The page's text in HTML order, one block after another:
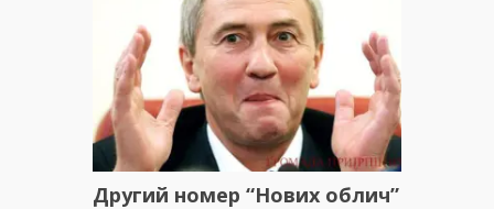
Другий номер “Нових облич”